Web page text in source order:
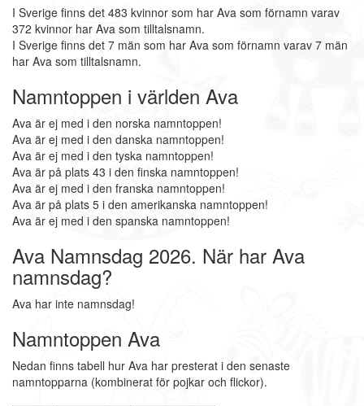
I Sverige finns det 483 kvinnor som har Ava som förnamn varav
372 kvinnor har Ava som tilltalsnamn.
I Sverige finns det 7 män som har Ava som förnamn varav 7 män
har Ava som tilltalsnamn.
Namntoppen i världen Ava
Ava är ej med i den norska namntoppen!
Ava är ej med i den danska namntoppen!
Ava är ej med i den tyska namntoppen!
Ava är på plats 43 i den finska namntoppen!
Ava är ej med i den franska namntoppen!
Ava är på plats 5 i den amerikanska namntoppen!
Ava är ej med i den spanska namntoppen!
Ava Namnsdag 2026. När har Ava
namnsdag?
Ava har inte namnsdag!
Namntoppen Ava
Nedan finns tabell hur Ava har presterat i den senaste
namntopparna (kombinerat för pojkar och flickor).